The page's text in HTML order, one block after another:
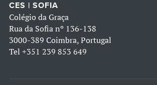
CES | SOFIA
Colégio da Graça
Rua da Sofia nº 136-138
3000-389 Coimbra, Portugal
Tel +351 239 853 649